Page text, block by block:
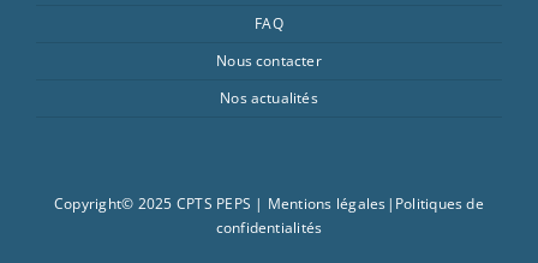
FAQ
Nous contacter
Nos actualités
Copyright© 2025 CPTS PEPS | Mentions légales | Politiques de
confidentialités